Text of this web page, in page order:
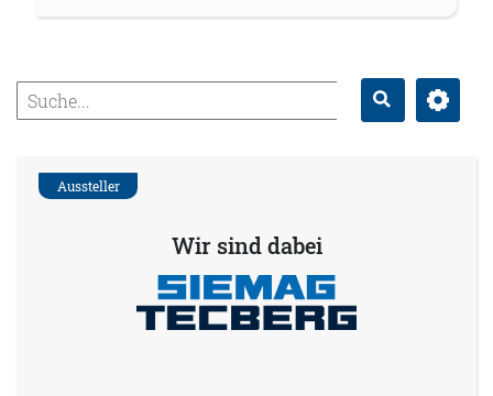
Suche
Aussteller
Wir sind dabei